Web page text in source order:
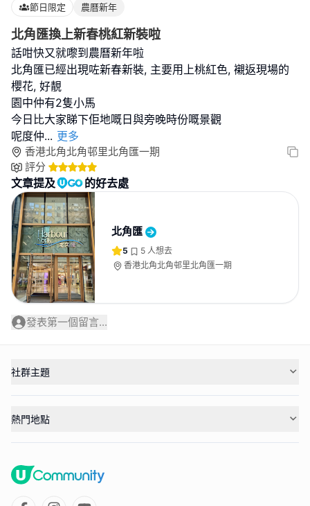
節日限定 農曆新年
北角匯換上新春桃紅新裝啦
話咁快又就嚟到農曆新年啦
北角匯已經出現咗新春新裝, 主要用上桃紅色, 襯返現場的
櫻花, 好靚
園中仲有2隻小馬
今日比大家睇下佢地嘅日與旁晚時份嘅景觀
呢度仲... 更多
香港北角北角邨里北角匯一期
評分
文章提及 的好去處
北角匯
5 5 人想去
香港北角北角邨里北角匯一期
發表第一個留言...
社群主題
熱門地點